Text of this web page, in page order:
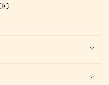
огородного (кресс-
находится в
произведено в
Местные